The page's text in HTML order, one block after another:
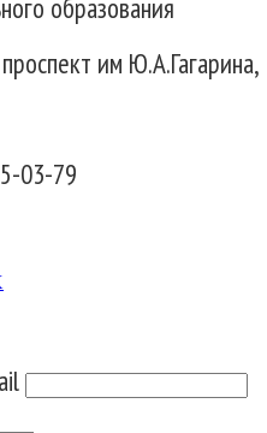
образования
им Ю.А.Гагарина,
03-79